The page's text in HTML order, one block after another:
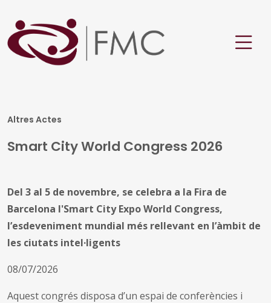
Altres Actes
Smart City World Congress 2026
Del 3 al 5 de novembre, se celebra a la Fira de
Barcelona l'Smart City Expo World Congress,
l’esdeveniment mundial més rellevant en l’àmbit de
les ciutats intel·ligents
08/07/2026
Aquest congrés disposa d’un espai de conferències i